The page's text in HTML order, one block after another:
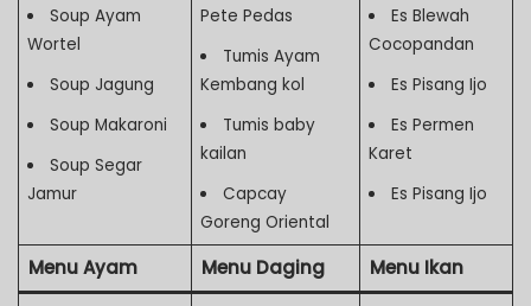
Soup Ayam
Wortel
Soup Jagung
Soup Makaroni
Soup Segar
Jamur
Pete Pedas
Tumis Ayam
Kembang kol
Tumis baby
kailan
Capcay
Goreng Oriental
Es Blewah
Cocopandan
Es Pisang Ijo
Es Permen
Karet
Es Pisang Ijo
Menu Ayam Menu Daging Menu Ikan